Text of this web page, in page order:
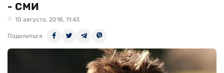
- СМИ
10 августа, 2018, 11:43
Поделиться